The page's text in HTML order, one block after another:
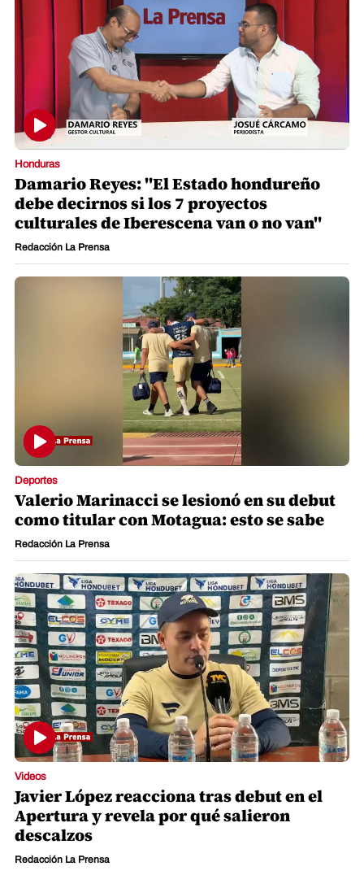
Honduras
Damario Reyes: "El Estado hondureño
debe decirnos si los 7 proyectos
culturales de Iberescena van o no van"
Redacción La Prensa
Deportes
Valerio Marinacci se lesionó en su debut
como titular con Motagua: esto se sabe
Redacción La Prensa
Videos
Javier López reacciona tras debut en el
Apertura y revela por qué salieron
descalzos
Redacción La Prensa